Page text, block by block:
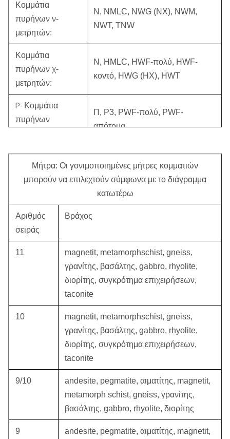
Κομμάτια
πυρήνων ν-
μετρητών:
Ν, NMLC, NWG (NX), NWM,
NWT, TNW
Κομμάτια
πυρήνων χ-
μετρητών:
Ν, HMLC, HWF-πολύ, HWF-
κοντό, HWG (HX), HWT
P- Κομμάτια
πυρήνων
Π, P3, PWF-πολύ, PWF-
απότομα
S-Κομμάτια
πυρήνων
μετρητών:
SWF-πολύ, SWF-απότομα
U-Κομμάτια
πυρήνων
μετρητών:
Z-
ZWF-πολύ, ZWF-απότομα
Τ, TT, μετρικά
πυρήνων σειράς
T36, TT46, T2-46, TB56, TT56,
T2-56, T2-66, T2-76, T2-76
CORELINE, T2-86, T2-86
CORELINE, T2-101, CORELINE
T6 μετρικά
πυρήνων σειράς:
T6-76, T6-86, T6-101, T6-116,
T6-131, T6-146
T6S μετρικά
Μήτρα: Οι γονιμοποιημένες μήτρες κομματιών
μπορούν να επιλεχτούν σύμφωνα με το διάγραμμα
κατωτέρω
Αριθμός
σειράς
Βράχος
11
magnetit, metamorphschist, gneiss,
γρανίτης, βασάλτης, gabbro, rhyolite,
διορίτης, συγκρότημα επιχειρήσεων,
taconite
10
magnetit, metamorphschist, gneiss,
γρανίτης, βασάλτης, gabbro, rhyolite,
διορίτης, συγκρότημα επιχειρήσεων,
taconite
9/10
andesite, pegmatite, αιματίτης, magnetit,
metamorph schist, gneiss, γρανίτης,
βασάλτης, gabbro, rhyolite, διορίτης
9
andesite, pegmatite, αιματίτης, magnetit,